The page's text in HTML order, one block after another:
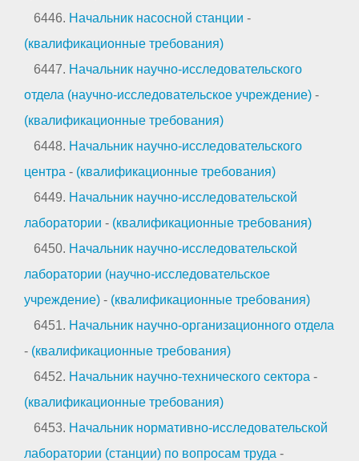
6446. Начальник насосной станции -
(квалификационные требования)
6447. Начальник научно-исследовательского
отдела (научно-исследовательское учреждение) -
(квалификационные требования)
6448. Начальник научно-исследовательского
центра - (квалификационные требования)
6449. Начальник научно-исследовательской
лаборатории - (квалификационные требования)
6450. Начальник научно-исследовательской
лаборатории (научно-исследовательское
учреждение) - (квалификационные требования)
6451. Начальник научно-организационного отдела
- (квалификационные требования)
6452. Начальник научно-технического сектора -
(квалификационные требования)
6453. Начальник нормативно-исследовательской
лаборатории (станции) по вопросам труда -